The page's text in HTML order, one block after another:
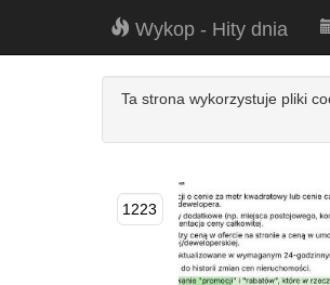
Wykop - Hity dnia
Ta strona wykorzystuje pliki
1223